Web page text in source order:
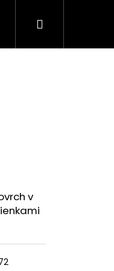
Ako objednať
Nákupný
v